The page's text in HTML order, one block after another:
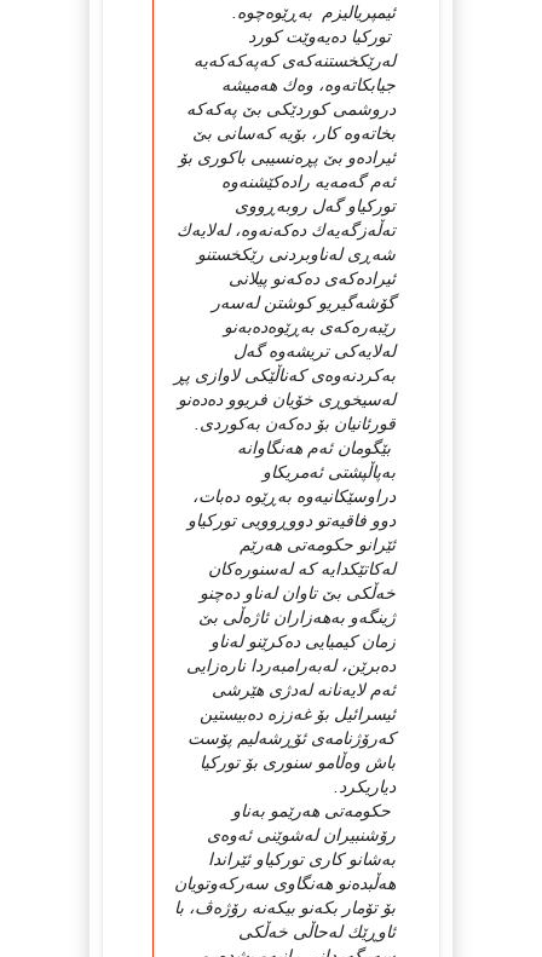
ئیمپریالیزم بەڕێوەچوە.
توركیا دەیەوێت كورد
لەرێكخستنەكەی كەپەكەكەیە
جیابكاتەوە، وەك هەمیشە
دروشمی كوردێكی بێ پەكەكە
بخاتەوە كار، بۆیە كەسانی بێ
ئیرادەو بێ پڕەنسیبی باكوری بۆ
ئەم گەمەیە رادەكێشنەوە
توركیاو گەل روبەڕووی
تەڵەزگەیەك دەكەنەوە، لەلایەك
شەڕی لەناوبردنی رێكخستنو
ئیرادەكەی دەكەنو پیلانی
گۆشەگیریو كوشتن لەسەر
رێبەرەكەی بەڕێوەدەبەنو
لەلایەكی تریشەوە گەل
بەكردنەوەی كەناڵێكی لاوازی پڕ
لەسیخوڕی خۆیان فریوو دەدەنو
قورئانیان بۆ دەكەن بەكوردی.
بێگومان ئەم هەنگاوانە
بەپاڵپشتی ئەمریكاو
دراوسێكانیەوە بەڕێوە دەبات،
دوو فاقیەتو دووڕوویی توركیاو
ئێرانو حكومەتی هەرێم
لەكاتێكدایە كە لەسنورەكان
خەڵكی بێ تاوان لەناو دەچنو
ژینگەو بەهەزاران ئاژەڵی بێ
زمان كیمیایی دەكرێنو لەناو
دەبرێن، لەبەرامبەردا نارەزایی
ئەم لایەنانە لەدژی هێرشی
ئیسرائیل بۆ غەززە دەبیستین
كەرۆژنامەی ئۆڕشەلیم پۆست
باش وەڵامو سنوری بۆ توركیا
دیاریكرد.
حكومەتی هەرێمو بەناو
رۆشنبیران لەشوێنی ئەوەی
بەشانو كاری توركیاو ئێراندا
هەڵبدەنو هەنگاوی سەركەوتویان
بۆ تۆمار بكەنو بیكەنە رۆژەڤ، با
ئاوڕێك لەحاڵی خەڵكی